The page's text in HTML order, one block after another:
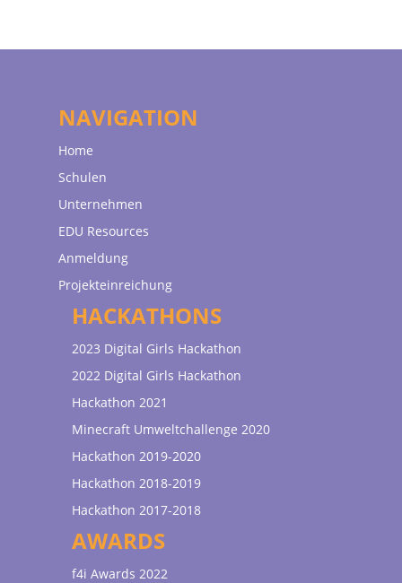
NAVIGATION
Home
Schulen
Unternehmen
EDU Resources
Anmeldung
Projekteinreichung
HACKATHONS
2023 Digital Girls Hackathon
2022 Digital Girls Hackathon
Hackathon 2021
Minecraft Umweltchallenge 2020
Hackathon 2019-2020
Hackathon 2018-2019
Hackathon 2017-2018
AWARDS
f4i Awards 2022